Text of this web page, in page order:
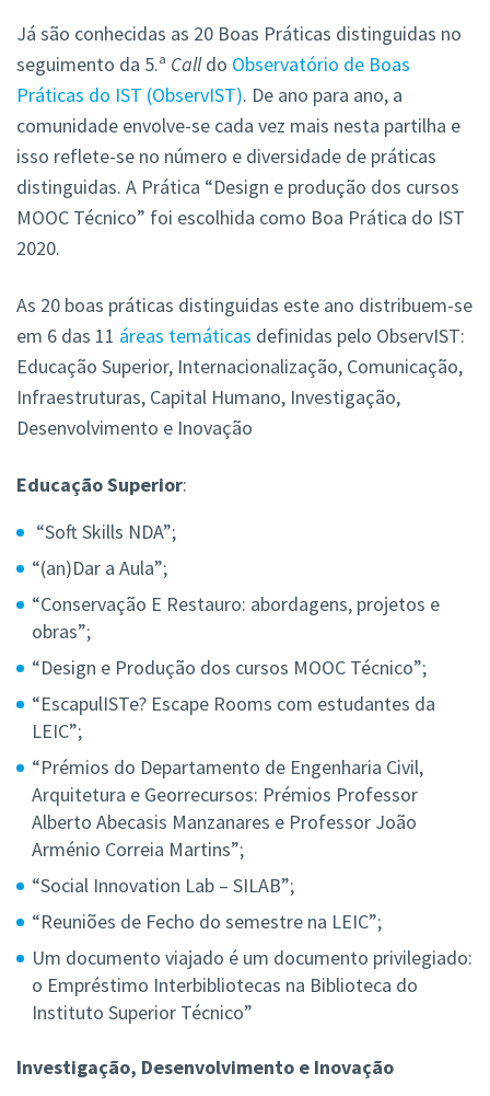
Já são conhecidas as 20 Boas Práticas distinguidas no
seguimento da 5.ª Calldo Observatório de Boas
Práticas do IST (ObservIST). De ano para ano, a
comunidade envolve-se cada vez mais nesta partilha e
isso reflete-se no número e diversidade de práticas
distinguidas. A Prática “Design e produção dos cursos
MOOC Técnico” foi escolhida como Boa Prática do IST
2020.
As 20 boas práticas distinguidas este ano distribuem-se
em 6 das 11 áreas temáticas definidas pelo ObservIST:
Educação Superior, Internacionalização, Comunicação,
Infraestruturas, Capital Humano, Investigação,
Desenvolvimento e Inovação
Educação Superior:
“Soft Skills NDA”;
“(an)Dar a Aula”;
“Conservação E Restauro: abordagens, projetos e
obras”;
“Design e Produção dos cursos MOOC Técnico”;
“EscapulISTe? Escape Rooms com estudantes da
LEIC”;
“Prémios do Departamento de Engenharia Civil,
Arquitetura e Georrecursos: Prémios Professor
Alberto Abecasis Manzanares e Professor João
Arménio Correia Martins”;
“Social Innovation Lab – SILAB”;
“Reuniões de Fecho do semestre na LEIC”;
Um documento viajado é um documento privilegiado:
o Empréstimo Interbibliotecas na Biblioteca do
Instituto Superior Técnico”
Investigação, Desenvolvimento e Inovação